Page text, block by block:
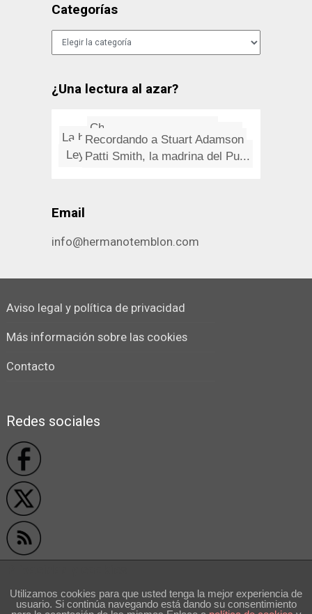
Categorías
Categorías
¿Una lectura al azar?
La silla Barcelona de Mies Van...
Ambrose Bierce: El Diccionario...
La burbuja de los tulipanes
La arquitectura Streamline, un...
Chistes de economistas
51 videos para aprender Photos...
Leyes de Murphy: Dirección y ...
Recordando a Stuart Adamson
Patti Smith, la madrina del Pu...
Email
info@hermanotemblon.com
Aviso legal y política de privacidad
Más información sobre las cookies
Contacto
Redes sociales
Utilizamos cookies para que usted tenga la mejor experiencia de
usuario. Si continúa navegando está dando su consentimiento